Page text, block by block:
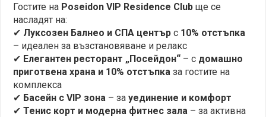
Гостите на Poseidon VIP Residence Club ще се
насладят на:
✔ Луксозен Балнео и СПА център с 10% отстъпка
– идеален за възстановяване и релакс
✔ Елегантен ресторант „Посейдон“ – с домашно
приготвена храна и 10% отстъпка за гостите на
комплекса
✔ Басейн с VIP зона – зауединение и комфорт
✔Тенис корт и модерна фитнес зала – за активна